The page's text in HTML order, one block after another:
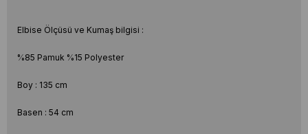
Elbise Ölçüsü ve Kumaş bilgisi :
%85 Pamuk %15 Polyester
Boy : 135 cm
Basen : 54 cm